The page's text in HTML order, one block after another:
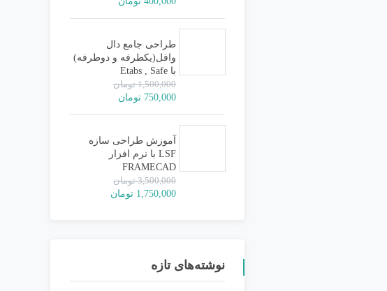
بود.
طراحی جامع دال
وافل(یکطرفه و دوطرفه)
با Etabs , Safe
1,500,000 تومان
قیمت
بود.
750,000 تومانقیمت
آموزش طراحی سازه
LSF با نرم افزار
FRAMECAD
3,500,000 تومان
قیمت
1,750,000 تومانقیمت
نوشته‌های تازه